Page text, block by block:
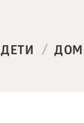
ДЕТИ / ДОМ